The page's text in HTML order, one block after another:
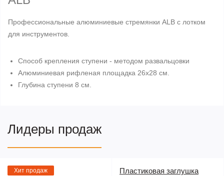
Профессиональные алюминиевые стремянки ALB с лотком
для инструментов.
Способ крепления ступени - методом развальцовки
Алюминиевая рифленая площадка 26х28 см.
Глубина ступени 8 см.
Лидеры продаж
Хит продаж
Пластиковая заглушка